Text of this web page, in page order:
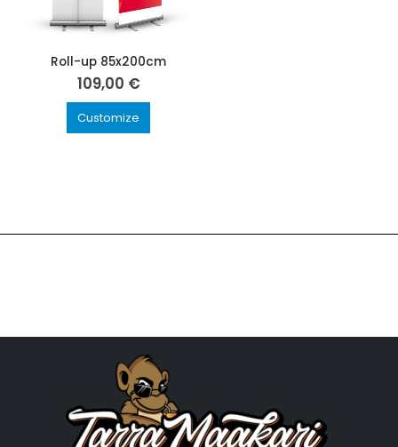
Roll-up 85x200cm
109,00 €
Customize